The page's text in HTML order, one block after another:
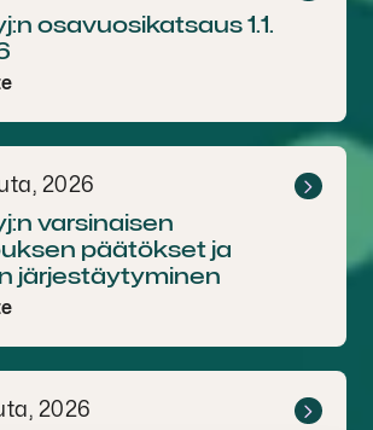
osavuosikatsaus 1.1.
2026
varsinaisen
päätökset ja
järjestäytyminen
2026